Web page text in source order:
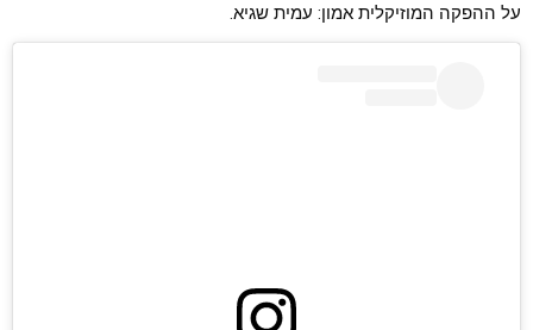
על ההפקה המוזיקלית אמון: עמית שגיא.